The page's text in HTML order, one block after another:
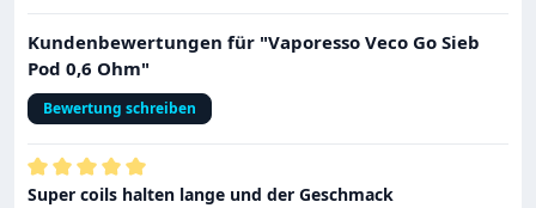
Kundenbewertungen für "Vaporesso Veco Go Sieb
Pod 0,6 Ohm"
Bewertung schreiben
Bewertung mit 5 von 5 Sternen
Super coils halten lange und der Geschmack